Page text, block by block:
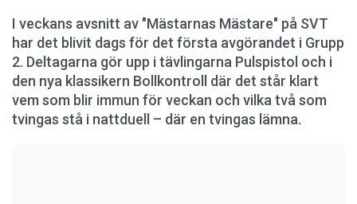
I veckans avsnitt av "Mästarnas Mästare" på SVT
har det blivit dags för det första avgörandet i Grupp
2. Deltagarna gör upp i tävlingarna Pulspistol och i
den nya klassikern Bollkontroll där det står klart
vem som blir immun för veckan och vilka två som
tvingas stå i nattduell – där en tvingas lämna.